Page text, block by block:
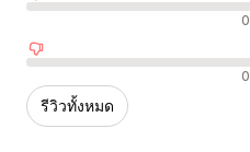
รีวิวที่เป็นกลาง 0
รีวิวเชิงลบ 0
รีวิวทั้งหมด